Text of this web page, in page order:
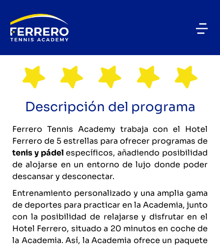
Programa Adultos 5 estrellas
Descripción del programa
Ferrero Tennis Academy trabaja con el Hotel
Ferrero de 5 estrellas para ofrecer programas de
tenis y pádel específicos, añadiendo posibilidad
de alojarse en un entorno de lujo donde poder
descansar y desconectar.
Entrenamiento personalizado y una amplia gama
de deportes para practicar en la Academia, junto
con la posibilidad de relajarse y disfrutar en el
Hotel Ferrero, situado a 20 minutos en coche de
la Academia. Así, la Academia ofrece un paquete